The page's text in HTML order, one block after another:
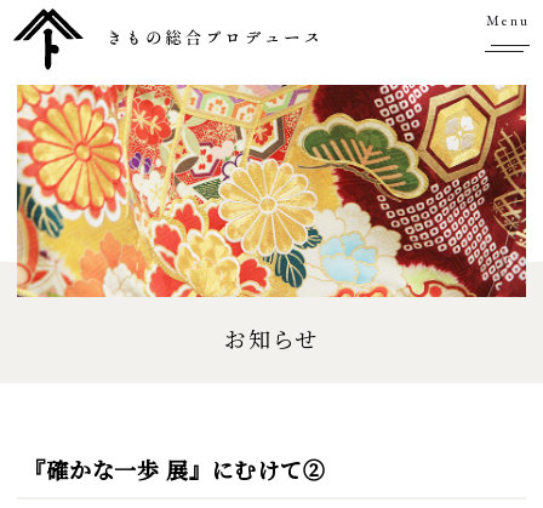
Menu
お知らせ
『確かな一歩 展』にむけて②